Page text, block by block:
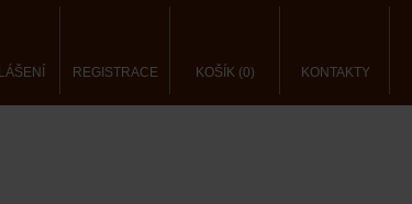
REGISTRACE KOŠÍK (0) KONTAKTY